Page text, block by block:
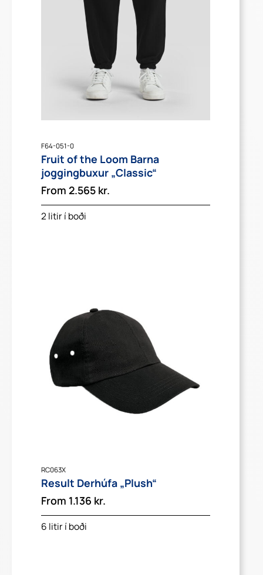
F64-051-0
Fruit of the Loom Barna
joggingbuxur „Classic“
From 2.565 kr.
2 litir í boði
RC063X
Result Derhúfa „Plush“
From 1.136 kr.
6 litir í boði